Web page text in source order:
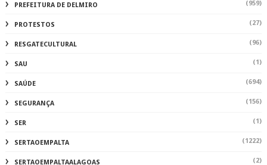
PREFEITURA DE DELMIRO (959)
PROTESTOS (27)
RESGATECULTURAL (96)
SAU (1)
SAÚDE (694)
SEGURANÇA (156)
SER (1)
SERTAOEMPALTA (1222)
SERTAOEMPALTAALAGOAS (2)